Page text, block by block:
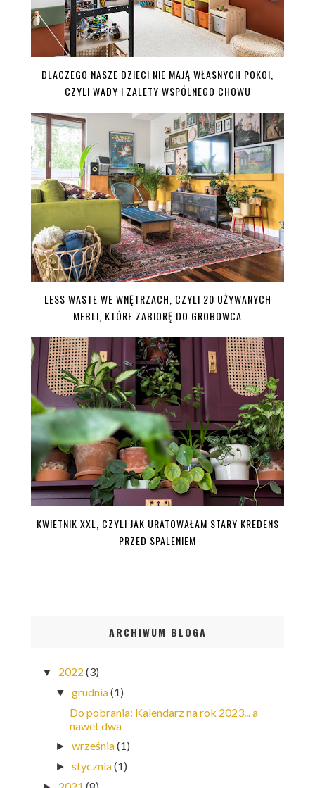
DLACZEGO NASZE DZIECI NIE MAJĄ WŁASNYCH POKOI,
CZYLI WADY I ZALETY WSPÓLNEGO CHOWU
LESS WASTE WE WNĘTRZACH, CZYLI 20 UŻYWANYCH
MEBLI, KTÓRE ZABIORĘ DO GROBOWCA
KWIETNIK XXL, CZYLI JAK URATOWAŁAM STARY KREDENS
PRZED SPALENIEM
ARCHIWUM BLOGA
▼ 2022 (3)
▼grudnia(1)
Do pobrania: Kalendarz na rok 2023... a
nawet dwa
►września(1)
►stycznia(1)